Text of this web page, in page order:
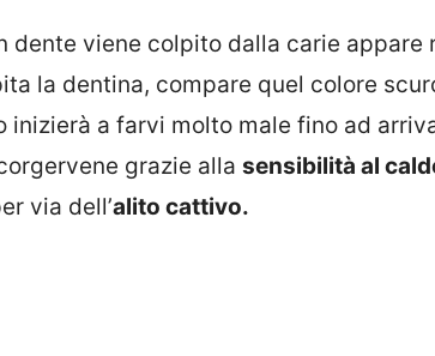
dente viene colpito dalla carie appare
la dentina, compare quel colore
inizierà a farvi molto male fino ad
grazie alla sensibilità al
via dell’alito cattivo.